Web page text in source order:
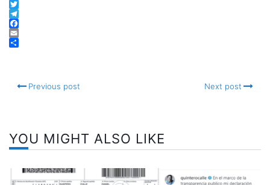
WhatsApp
Twitter
Telegram
Facebook
Email
Previous post Next post
YOU MIGHT ALSO LIKE